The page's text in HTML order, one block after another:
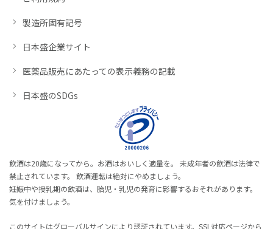
製造所固有記号
日本盛企業サイト
医薬品販売にあたっての表示義務の記載
日本盛のSDGs
飲酒は20歳になってから。お酒はおいしく適量を。 未成年者の飲酒は法律で
禁止されています。 飲酒運転は絶対にやめましょう。
妊娠中や授乳期の飲酒は、胎児・乳児の発育に影響するおそれがあります。
気を付けましょう。
このサイトはグローバルサインにより認証されています。SSL対応ページから